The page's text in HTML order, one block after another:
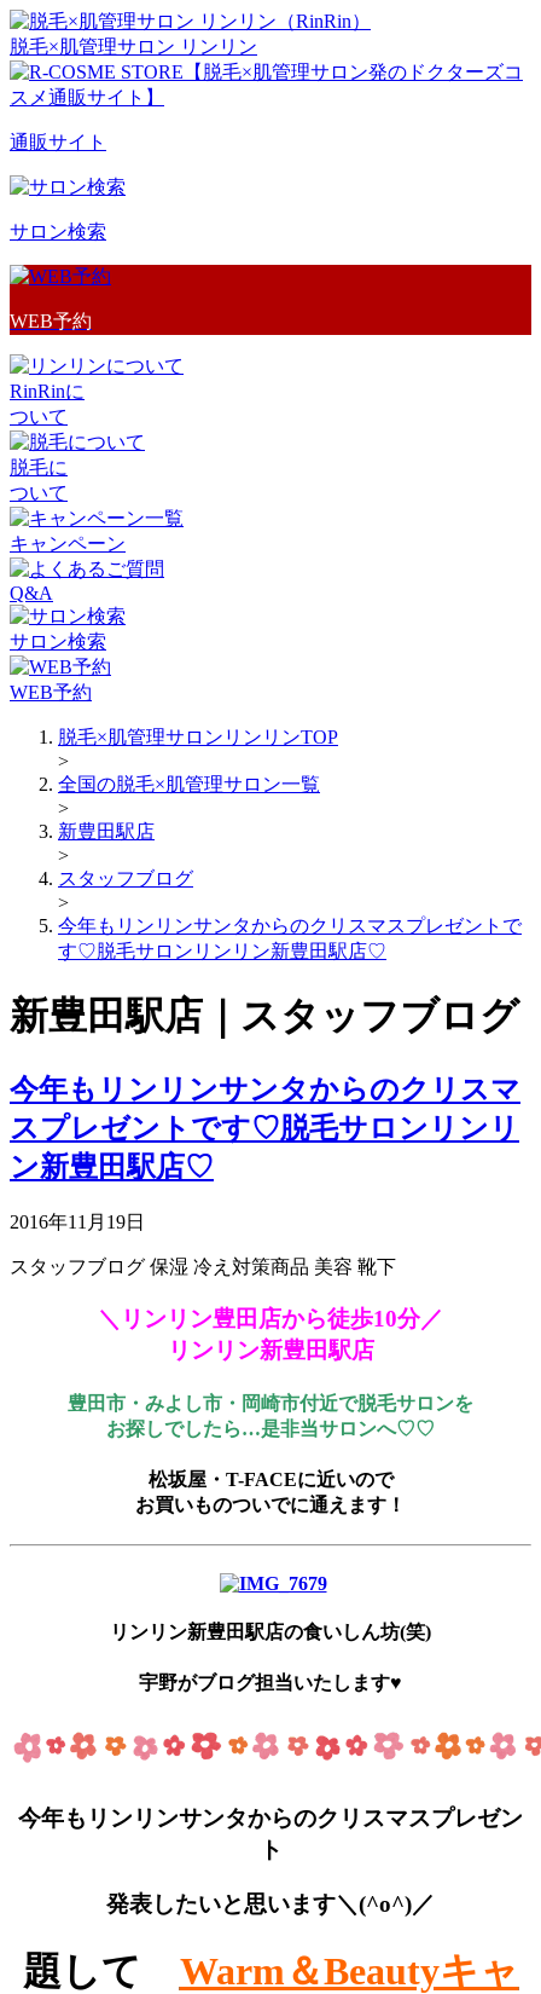
脱毛×肌管理サロン リンリン
通販サイト
サロン検索
WEB予約
RinRinに
ついて
脱毛に
ついて
キャンペーン
Q&A
サロン検索
WEB予約
脱毛×肌管理サロンリンリンTOP
>
全国の脱毛×肌管理サロン一覧
>
新豊田駅店
>
スタッフブログ
>
今年もリンリンサンタからのクリスマスプレゼントで
す♡脱毛サロンリンリン新豊田駅店♡
新豊田駅店｜スタッフブログ
今年もリンリンサンタからのクリスマ
スプレゼントです♡脱毛サロンリンリ
ン新豊田駅店♡
2016年11月19日
スタッフブログ 保湿 冷え対策商品 美容 靴下
＼リンリン豊田店から徒歩10分／
リンリン新豊田駅店
豊田市・みよし市・岡崎市付近で脱毛サロンを
お探しでしたら…是非当サロンへ♡♡
松坂屋・T-FACEに近いので
お買いものついでに通えます！
リンリン新豊田駅店の食いしん坊(笑)
宇野がブログ担当いたします♥
今年もリンリンサンタからのクリスマスプレゼン
ト
発表したいと思います＼(^o^)／
題して Warm＆Beautyキャ